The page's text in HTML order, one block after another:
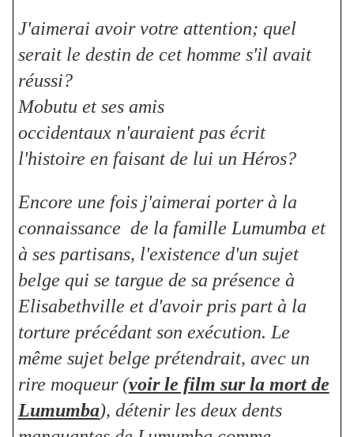
J'aimerai avoir votre attention; quel
serait le destin de cet homme s'il avait
réussi?
Mobutu et ses amis
occidentaux n'auraient pas écrit
l'histoire en faisant de lui un Héros?
Encore une fois j'aimerai porter à la
connaissance de la famille Lumumba et
à ses partisans, l'existence d'un sujet
belge qui se targue de sa présence à
Elisabethville et d'avoir pris part à la
torture précédant son exécution. Le
même sujet belge prétendrait, avec un
rire moqueur (voir le film sur la mort de
Lumumba), détenir les deux dents